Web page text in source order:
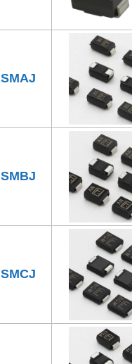
SMAJ
SMBJ
SMCJ